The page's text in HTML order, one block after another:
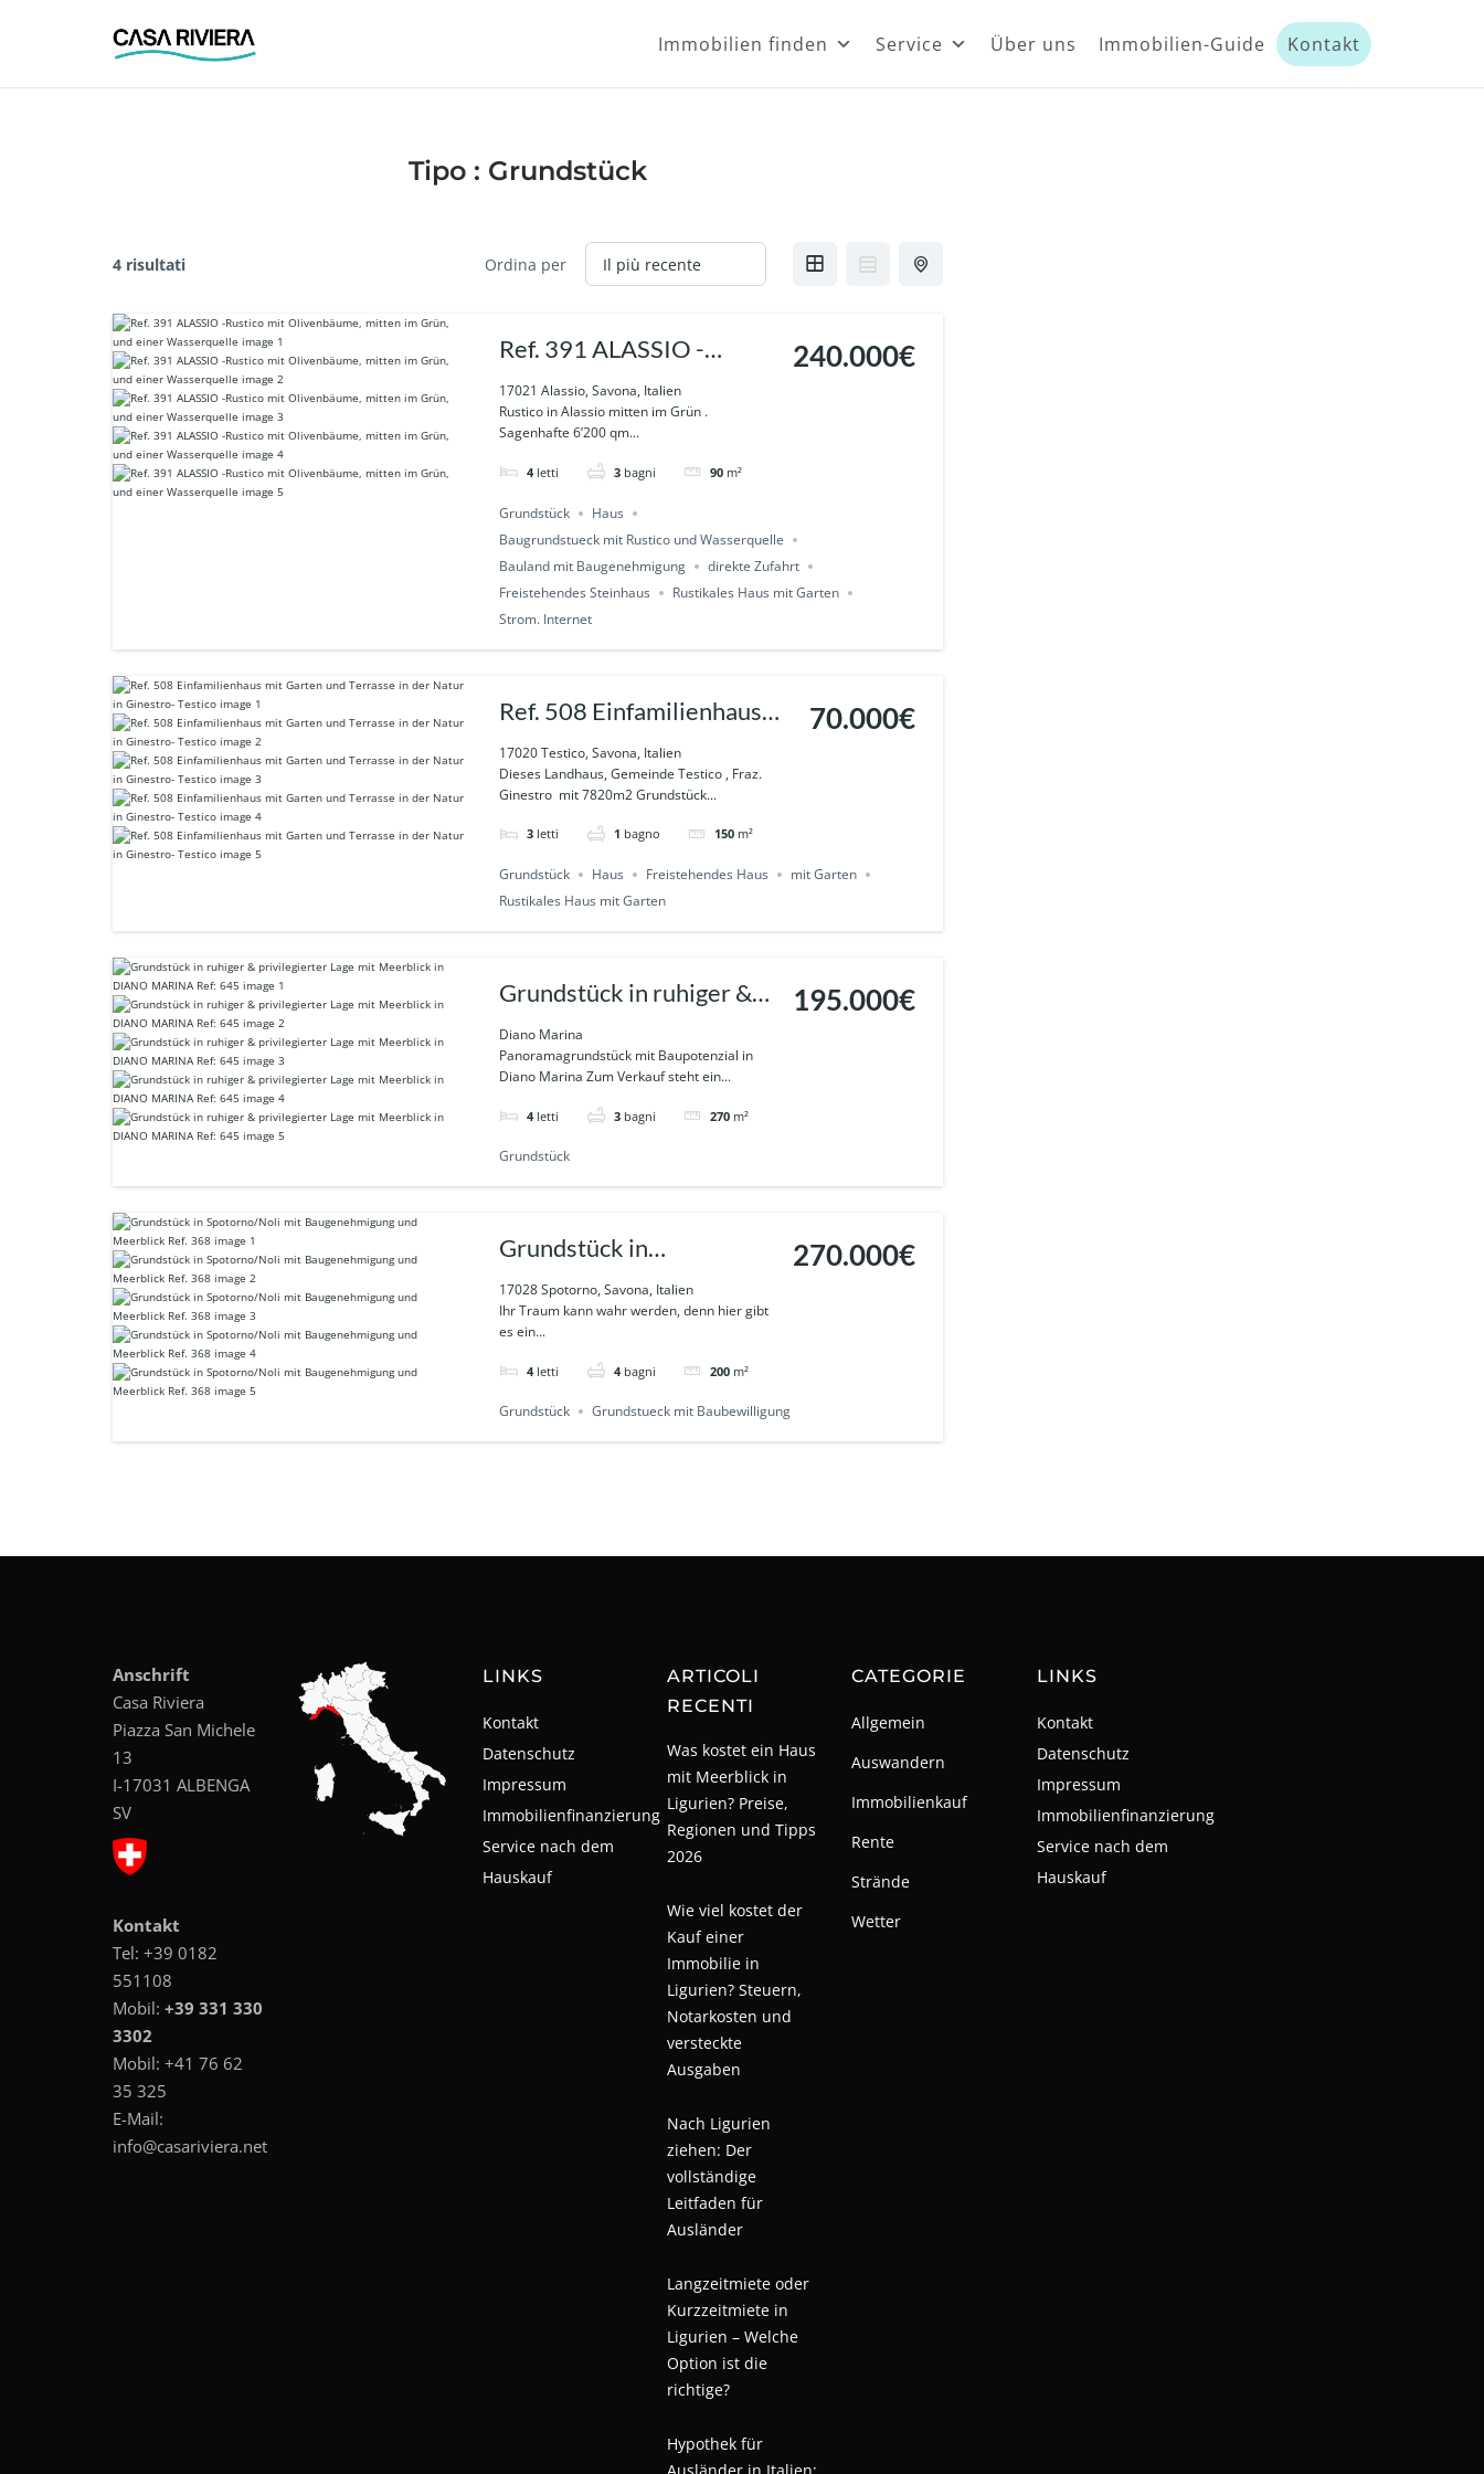
Immobilien finden Service Über uns Immobilien-Guide Kontakt
Tipo : Grundstück
4 risultati Ordina per
Ref. 391 ALASSIO -
Rustico mit Olivenbäume,
mitten im Grün, und einer
Wasserquelle
17021 Alassio, Savona, Italien
Rustico in Alassio mitten im Grün .
Sagenhafte 6’200 qm...
4 letti 3 bagni 90 m²
240.000€
Grundstück
Haus
Baugrundstueck mit Rustico und Wasserquelle
Bauland mit Baugenehmigung
direkte Zufahrt
Freistehendes Steinhaus
Rustikales Haus mit Garten
Strom. Internet
Ref. 508 Einfamilienhaus
mit Garten und Terrasse in
der Natur in Ginestro-
Testico
17020 Testico, Savona, Italien
Dieses Landhaus, Gemeinde Testico , Fraz.
Ginestro mit 7820m2 Grundstück...
3 letti 1 bagno 150 m²
70.000€
Grundstück Haus Freistehendes Haus
mit Garten
Rustikales Haus mit Garten
Grundstück in ruhiger &
privilegierter Lage mit
Meerblick in DIANO
MARINA Ref: 645
Diano Marina
Panoramagrundstück mit Baupotenzial in
Diano Marina Zum Verkauf steht ein...
4 letti 3 bagni 270 m²
195.000€
Grundstück
Grundstück in
Spotorno/Noli mit
Baugenehmigung und
Meerblick Ref. 368
17028 Spotorno, Savona, Italien
Ihr Traum kann wahr werden, denn hier gibt
es ein...
4 letti 4 bagni 200 m²
270.000€
Grundstück Grundstueck mit Baubewilligung
Anschrift
Casa Riviera
Piazza San Michele
13
I-17031 ALBENGA
SV
Kontakt
Tel: +39 0182
551108
Mobil: +39 331 330
3302
Mobil: +41 76 62
35 325
E-Mail:
info@casariviera.net
LINKS
Kontakt
Datenschutz
Impressum
Immobilienfinanzierung
Service nach dem
Hauskauf
ARTICOLI
RECENTI
Was kostet ein Haus
mit Meerblick in
Ligurien? Preise,
Regionen und Tipps
2026
Wie viel kostet der
Kauf einer
Immobilie in
Ligurien? Steuern,
Notarkosten und
versteckte
Ausgaben
Nach Ligurien
ziehen: Der
vollständige
Leitfaden für
Ausländer
Langzeitmiete oder
Kurzzeitmiete in
Ligurien – Welche
Option ist die
richtige?
Hypothek für
CATEGORIE
Allgemein
Auswandern
Immobilienkauf
Rente
Strände
Wetter
LINKS
Kontakt
Datenschutz
Impressum
Immobilienfinanzierung
Service nach dem
Hauskauf